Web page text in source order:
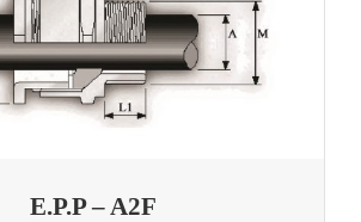
E.P.P – A2F